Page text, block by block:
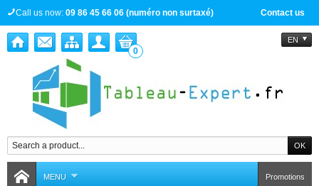
Contact us
Call us now: 09 86 45 66 06 (numéro non surtaxé)
EN
0
MENU Promotions